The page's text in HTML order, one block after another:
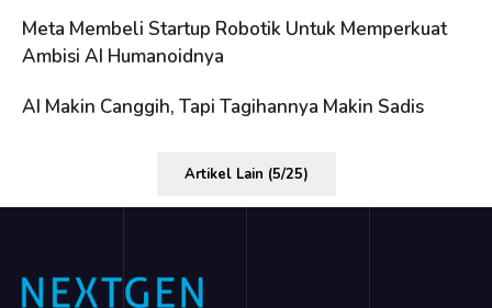
Meta Membeli Startup Robotik Untuk Memperkuat
Ambisi AI Humanoidnya
AI Makin Canggih, Tapi Tagihannya Makin Sadis
Artikel Lain (5/25)